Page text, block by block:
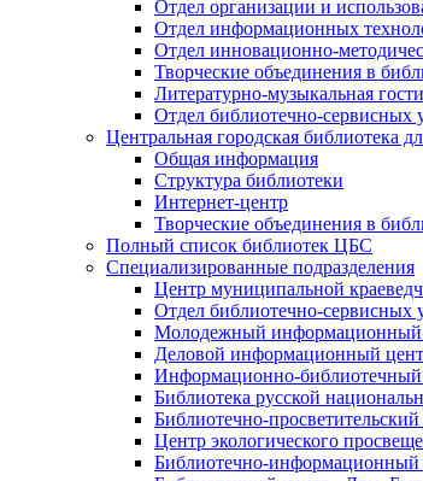
Отдел организации и
Отдел информационных
Отдел инновационно-
Творческие объединения в
Литературно-музыкальная
Отдел библиотечно-сервисных
Центральная городская библиотека
Общая информация
Структура библиотеки
Интернет-центр
Творческие объединения в
Полный список библиотек ЦБС
Специализированные подразделения
Центр муниципальной
Отдел библиотечно-сервисных
Молодежный
Деловой информационный
Информационно-
Библиотека русской
Библиотечно-
Центр экологического
Библиотечно-информационный